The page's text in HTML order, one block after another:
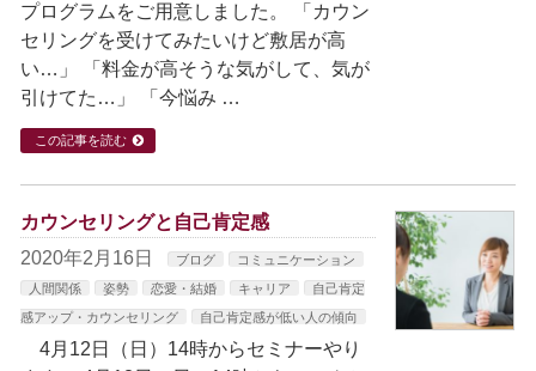
プログラムをご用意しました。 「カウン
セリングを受けてみたいけど敷居が高
い…」 「料金が高そうな気がして、気が
引けてた…」 「今悩み …
この記事を読む
カウンセリングと自己肯定感
2020年2月16日
ブログ
コミュニケーション
人間関係
姿勢 恋愛・結婚 キャリア
自己肯定
感アップ・カウンセリング
自己肯定感が低い人の傾向
4月12日（日）14時からセミナーやり